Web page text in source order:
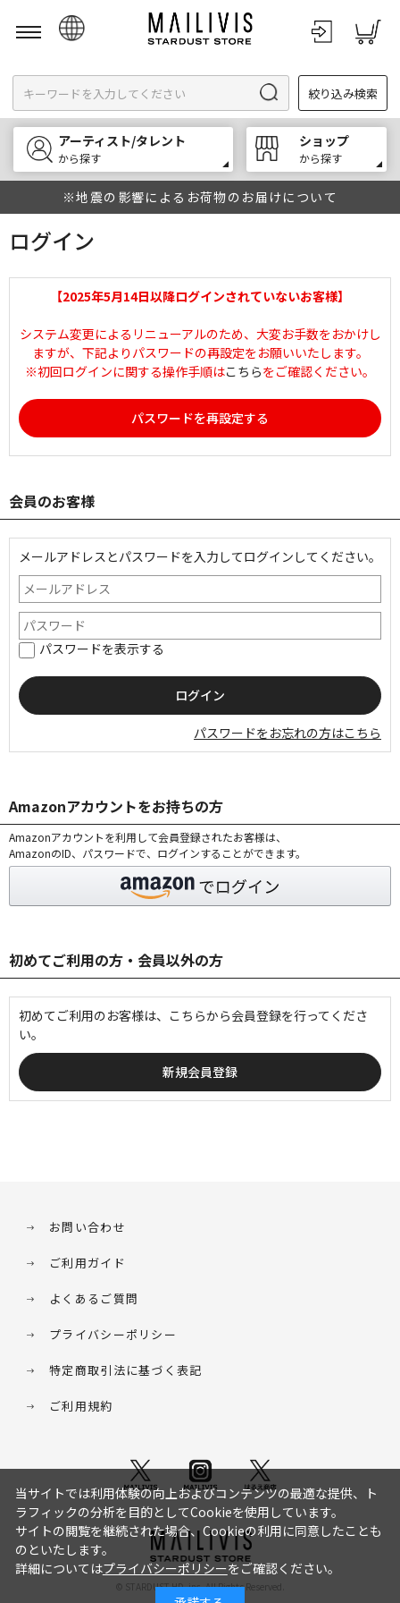
English
한국어
中文
絞り込み検索
アーティスト/タレント
から探す
ショップ
から探す
※地震の影響によるお荷物のお届けについて
ログイン
【2025年5月14日以降ログインされていないお客様】
システム変更によるリニューアルのため、大変お手数をおかけし
ますが、下記よりパスワードの再設定をお願いいたします。
※初回ログインに関する操作手順はこちらをご確認ください。
パスワードを再設定する
会員のお客様
メールアドレスとパスワードを入力してログインしてください。
パスワードを表示する
パスワードをお忘れの方はこちら
Amazonアカウントをお持ちの方
Amazonアカウントを利用して会員登録されたお客様は、
AmazonのID、パスワードで、ログインすることができます。
初めてご利用の方・会員以外の方
初めてご利用のお客様は、こちらから会員登録を行ってくださ
い。
お問い合わせ
ご利用ガイド
よくあるご質問
プライバシーポリシー
特定商取引法に基づく表記
ご利用規約
© STARDUST HD. inc. All Rights Reserved.
当サイトでは利用体験の向上およびコンテンツの最適な提供、ト
ラフィックの分析を目的としてCookieを使用しています。
サイトの閲覧を継続された場合、Cookieの利用に同意したことも
のといたします。
詳細についてはプライバシーポリシーをご確認ください。